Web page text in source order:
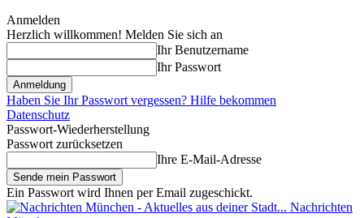
Anmelden
Herzlich willkommen! Melden Sie sich an
Ihr Benutzername
Ihr Passwort
Haben Sie Ihr Passwort vergessen? Hilfe bekommen
Datenschutz
Passwort-Wiederherstellung
Passwort zurücksetzen
Ihre E-Mail-Adresse
Ein Passwort wird Ihnen per Email zugeschickt.
Nachrichten